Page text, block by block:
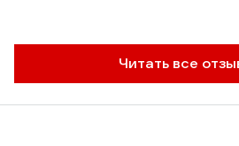
Читать все